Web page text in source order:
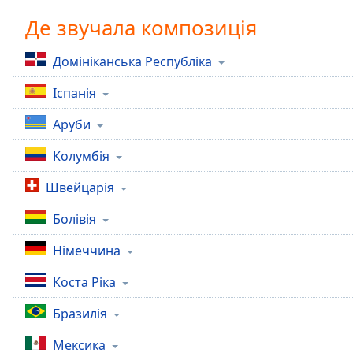
Chapters
Descriptions
descriptions
off,
selected
Subtitles
subtitles
settings,
opens
subtitles
settings
dialog
subtitles
off
selected
Де звучала композиція
Домініканська Республіка
Іспанія
Аруби
Колумбія
Швейцарія
Болівія
Німеччина
Коста Ріка
Бразилія
Мексика